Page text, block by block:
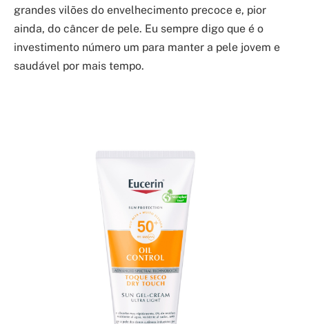
grandes vilões do envelhecimento precoce e, pior
ainda, do câncer de pele. Eu sempre digo que é o
investimento número um para manter a pele jovem e
saudável por mais tempo.